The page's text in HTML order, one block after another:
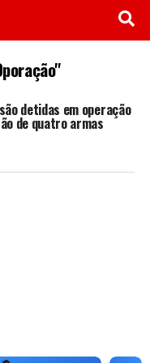
detidas em operação
de quatro armas